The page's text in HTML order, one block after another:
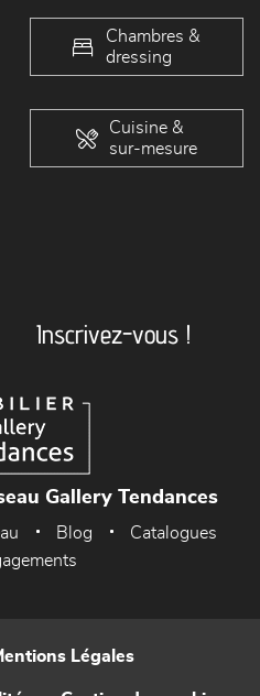
Chambres &
dressing
Cuisine &
sur-mesure
Inscrivez-vous !
Gallery Tendances
Blog
Catalogues
Légales